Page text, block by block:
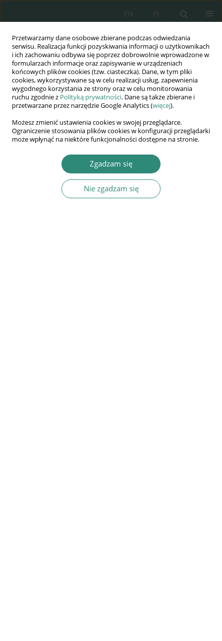
Przetwarzamy dane osobowe zbierane podczas odwiedzania
serwisu. Realizacja funkcji pozyskiwania informacji o użytkownikach
i ich zachowaniu odbywa się poprzez dobrowolnie wprowadzone w
formularzach informacje oraz zapisywanie w urządzeniach
końcowych plików cookies (tzw. ciasteczka). Dane, w tym pliki
cookies, wykorzystywane są w celu realizacji usług, zapewnienia
wygodnego korzystania ze strony oraz w celu monitorowania
ruchu zgodnie z Polityką prywatności. Dane są także zbierane i
przetwarzane przez narzędzie Google Analytics (więcej).
Możesz zmienić ustawienia cookies w swojej przeglądarce.
Ograniczenie stosowania plików cookies w konfiguracji przeglądarki
może wpłynąć na niektóre funkcjonalności dostępne na stronie.
Zgadzam się
Nie zgadzam się
PL
EN
Wydawnictwo
AWSGE
Akademia Nauk Stosowanych
WSGE
im. Alcide De Gasperi
Anna Miziołek
Przyczyny narkomanii u osób zakażonych